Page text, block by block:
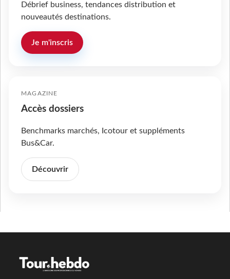
Débrief business, tendances distribution et
nouveautés destinations.
Je m'inscris
MAGAZINE
Accès dossiers
Benchmarks marchés, Icotour et suppléments
Bus&Car.
Découvrir